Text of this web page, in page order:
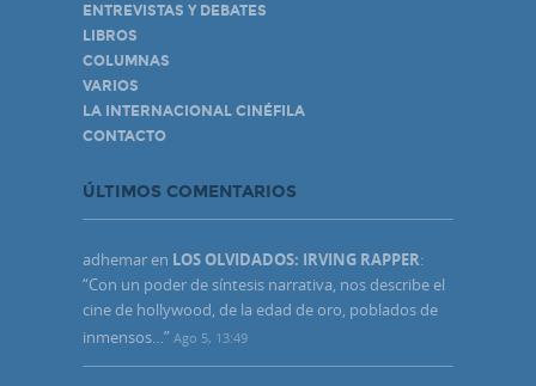
ENTREVISTAS Y DEBATES
LIBROS
COLUMNAS
VARIOS
LA INTERNACIONAL CINÉFILA
CONTACTO
ÚLTIMOS COMENTARIOS
adhemar en LOS OLVIDADOS: IRVING RAPPER:
“Con un poder de síntesis narrativa, nos describe el
cine de hollywood, de la edad de oro, poblados de
inmensos…” Ago 5, 13:49